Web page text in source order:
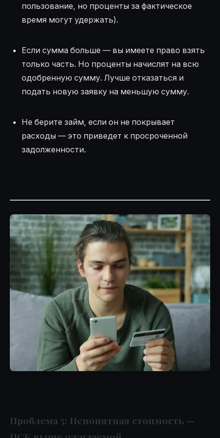
пользование, но проценты за фактическое
время могут удержать).
Если сумма больше — вы имеете право взять
только часть. Но проценты начислят на всю
одобренную сумму. Лучше отказаться и
подать новую заявку на меньшую сумму.
Не берите займ, если он не покрывает
расходы — это приведет к просроченной
задолженности.
Проблема 5: Непонятная стоимость —